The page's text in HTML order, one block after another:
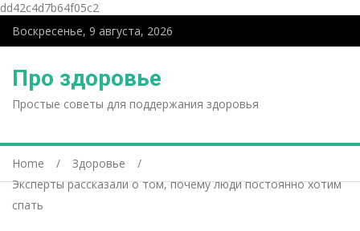
dd42c4d7b64f05c2
Воскресенье, 9 августа, 2026
Про здоровье
Простые советы для поддержания здоровья
Home
Здоровье
Эксперты рассказали о том, почему люди постоянно хотим
спать